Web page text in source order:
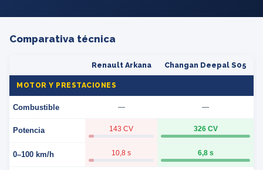
Comparativa técnica
Renault Arkana Changan Deepal S05
MOTOR Y PRESTACIONES
Combustible — —
Potencia 143 CV 326 CV
0–100 km/h 10,8 s 6,8 s